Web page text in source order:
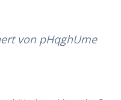
von pHqghUme